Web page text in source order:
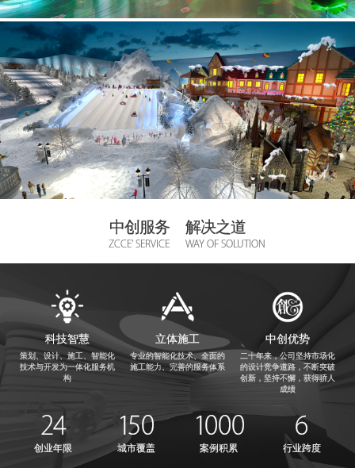
主题馆
Theme Exhibition
主题馆就是向观众解读主旨立意的主要场馆，为了满足观览者
文化科普娱乐等多样化需求和选择，建造的一种具有创意性活
动方式的现代观览场所。
中创服务 解决之道
ZCCE' SERVICE WAY OF SOLUTION
科技智慧
策划、设计、施工、智能化
技术与开发为一体化服务机
构
立体施工
专业的智能化技术、全面的
施工能力、完善的服务体系
中创优势
二十年来，公司坚持市场化
的设计竞争道路，不断突破
创新，坚持不懈，获得骄人
成绩
24
创业年限
150
城市覆盖
1000
案例积累
6
行业跨度